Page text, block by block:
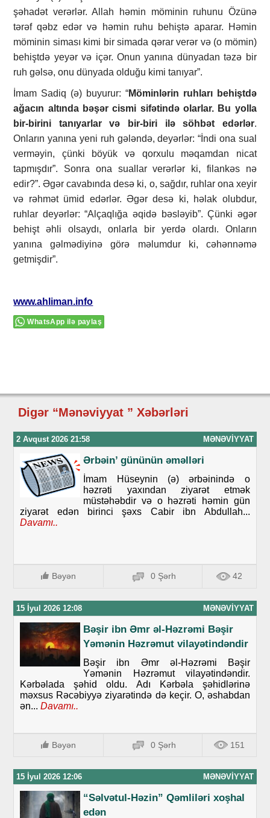
şəhadət verərlər. Allah həmin möminin ruhunu Özünə
tərəf qəbz edər və həmin ruhu behiştə aparar. Həmin
möminin siması kimi bir simada qərar verər və (o mömin)
behiştdə yeyər və içər. Onun yanına dünyadan təzə bir
ruh gəlsə, onu dünyada olduğu kimi tanıyar”.
İmam Sadiq (ə) buyurur: “Möminlərin ruhları behiştdə
ağacın altında bəşər cismi sifətində olarlar. Bu yolla
bir-birini tanıyarlar və bir-biri ilə söhbət edərlər.
Onların yanına yeni ruh gələndə, deyərlər: “İndi ona sual
verməyin, çünki böyük və qorxulu məqamdan nicat
tapmışdır”. Sonra ona suallar verərlər ki, filankəs nə
edir?”. Əgər cavabında desə ki, o, sağdır, ruhlar ona xeyir
və rəhmət ümid edərlər. Əgər desə ki, həlak olubdur,
ruhlar deyərlər: “Alçaqlığa əqidə bəsləyib”. Çünki əgər
behişt əhli olsaydı, onlarla bir yerdə olardı. Onların
yanına gəlmədiyinə görə məlumdur ki, cəhənnəmə
getmişdir”.
www.ahliman.info
WhatsApp ilə paylaş
Digər “Mənəviyyat ” Xəbərləri
2 Avqust 2026 21:58 MƏNƏVIYYAT
Ərbəin’ gününün əməlləri
İmam Hüseynin (ə) ərbəinində o
həzrəti yaxından ziyarət etmək
müstəhəbdir və o həzrəti həmin gün
ziyarət edən birinci şəxs Cabir ibn Abdullah...
Davamı..
Bəyən 0 Şərh 42
15 İyul 2026 12:08 MƏNƏVIYYAT
Bəşir ibn Əmr əl-Həzrəmi Bəşir
Yəmənin Həzrəmut vilayətindəndir
Bəşir ibn Əmr əl-Həzrəmi Bəşir
Yəmənin Həzrəmut vilayətindəndir.
Kərbəlada şəhid oldu. Adı Kərbəla şəhidlərinə
məxsus Rəcəbiyyə ziyarətində də keçir. O, əshabdan
ən... Davamı..
Bəyən 0 Şərh 151
15 İyul 2026 12:06 MƏNƏVIYYAT
“Səlvətul-Həzin” Qəmliləri xoşhal
edən